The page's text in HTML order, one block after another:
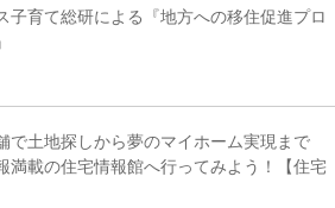
子育て総研による『地方への移住促進プロ
で土地探しから夢のマイホーム実現まで
満載の住宅情報館へ行ってみよう！【住宅